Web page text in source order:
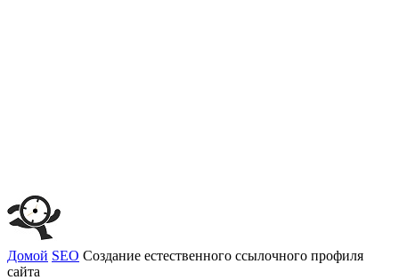
Домой SEO Создание естественного ссылочного профиля
сайта